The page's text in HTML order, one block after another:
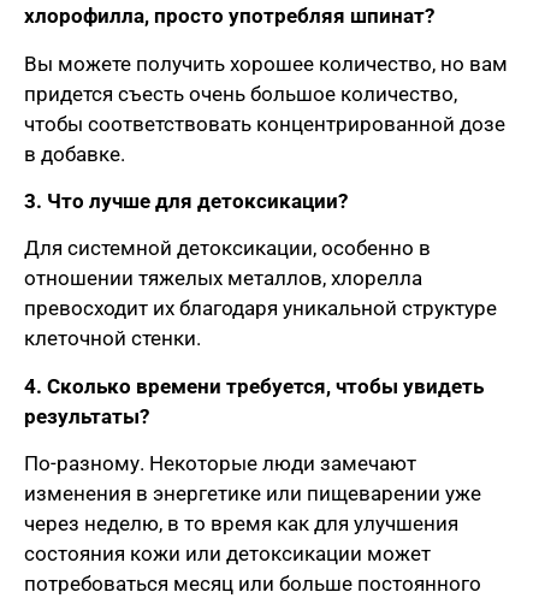
хлорофилла, просто употребляя шпинат?
Вы можете получить хорошее количество, но вам
придется съесть очень большое количество,
чтобы соответствовать концентрированной дозе
в добавке.
3. Что лучше для детоксикации?
Для системной детоксикации, особенно в
отношении тяжелых металлов, хлорелла
превосходит их благодаря уникальной структуре
клеточной стенки.
4. Сколько времени требуется, чтобы увидеть
результаты?
По-разному. Некоторые люди замечают
изменения в энергетике или пищеварении уже
через неделю, в то время как для улучшения
состояния кожи или детоксикации может
потребоваться месяц или больше постоянного